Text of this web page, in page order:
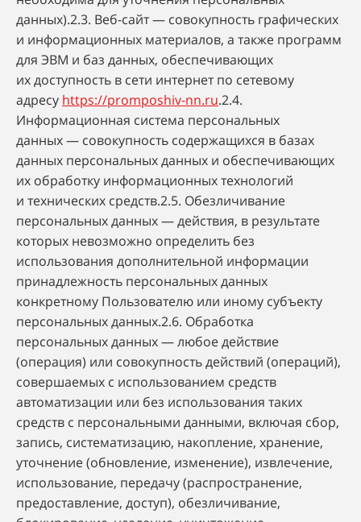
данных).2.3. Веб-сайт — совокупность графических
и информационных материалов, а также программ
для ЭВМ и баз данных, обеспечивающих
их доступность в сети интернет по сетевому
адресу https://promposhiv-nn.ru.2.4.
Информационная система персональных
данных — совокупность содержащихся в базах
данных персональных данных и обеспечивающих
их обработку информационных технологий
и технических средств.2.5. Обезличивание
персональных данных — действия, в результате
которых невозможно определить без
использования дополнительной информации
принадлежность персональных данных
конкретному Пользователю или иному субъекту
персональных данных.2.6. Обработка
персональных данных — любое действие
(операция) или совокупность действий (операций),
совершаемых с использованием средств
автоматизации или без использования таких
средств с персональными данными, включая сбор,
запись, систематизацию, накопление, хранение,
уточнение (обновление, изменение), извлечение,
использование, передачу (распространение,
предоставление, доступ), обезличивание,